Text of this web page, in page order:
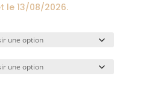
le13/08/2026.